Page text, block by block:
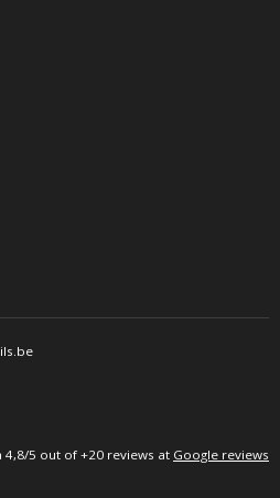
4,8/5 out of +20 reviews at Google reviews